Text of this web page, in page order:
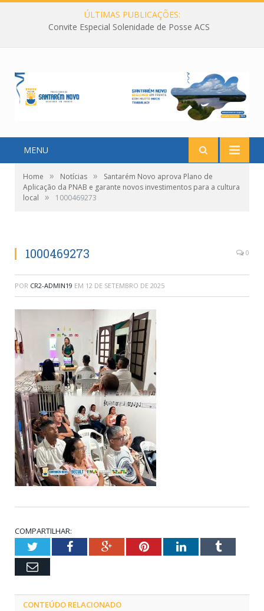
ÚLTIMAS PUBLICAÇÕES:
Convite Especial Solenidade de Posse ACS
MENU
Home » Notícias »
Santarém Novo aprova Plano de
Aplicação da PNAB e garante novos investimentos para a cultura
local
» 1000469273
1000469273 0
POR CR2-ADMIN19 EM 12 DE SETEMBRO DE 2025
COMPARTILHAR:
TwitterFacebookGoogle+PinterestLinkedInTumblr
Email
CONTEÚDO RELACIONADO